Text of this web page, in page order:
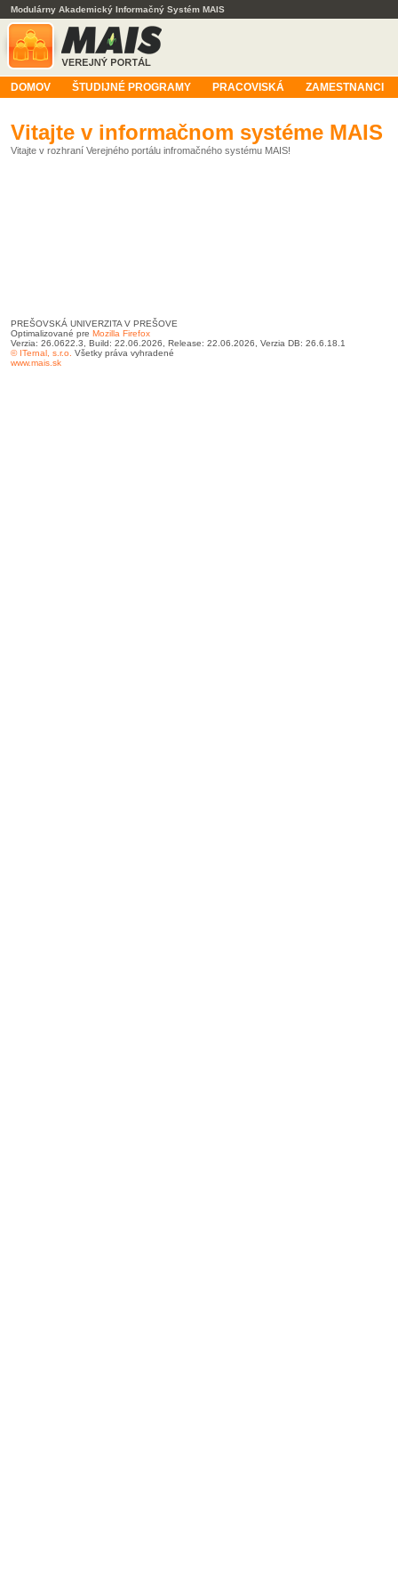
Modulárny Akademický Informačný Systém MAIS
DOMOV ŠTUDIJNÉ PROGRAMY PRACOVISKÁ ZAMESTNANCI
Vitajte v informačnom systéme MAIS
Vitajte v rozhraní Verejného portálu infromačného systému MAIS!
PREŠOVSKÁ UNIVERZITA V PREŠOVE
Optimalizované pre Mozilla Firefox
Verzia: 26.0622.3, Build: 22.06.2026, Release: 22.06.2026, Verzia DB: 26.6.18.1
© ITernal, s.r.o. Všetky práva vyhradené
www.mais.sk